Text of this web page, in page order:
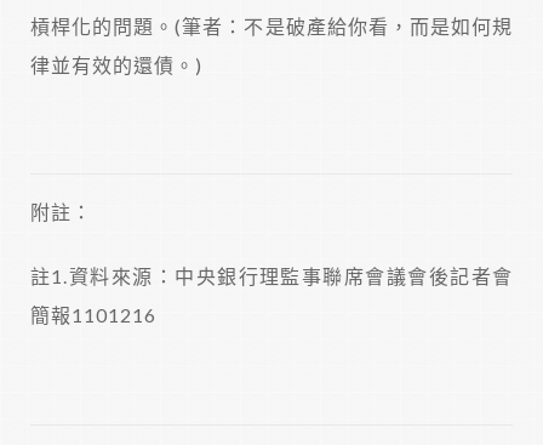
槓桿化的問題。(筆者：不是破產給你看，而是如何規
律並有效的還債。)
附註：
註1.資料來源：中央銀行理監事聯席會議會後記者會
簡報1101216